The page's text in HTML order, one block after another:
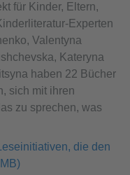
für Kinder, Eltern,
Experten
Valentyna
Kateryna
haben 22 Bücher
sich mit ihren
zu sprechen, was
die den